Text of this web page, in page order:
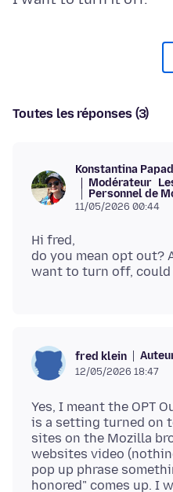
Toutes les réponses (3)
Konstantina
Modérateur
Personnel de
11/05/2026 00:44
Hi fred,
do you mean opt out?
fred klein
12/05/2026 18:47
Yes, I meant the OPT
is a setting turned on
sites on the Mozilla
websites video
pop up phrase
honored" comes up. I